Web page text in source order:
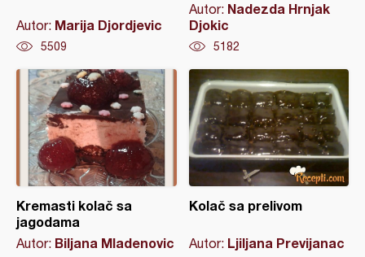
Autor: Marija Djordjevic
5509
Autor: Nadezda Hrnjak
Djokic
5182
Kremasti kolač sa
jagodama
Autor: Biljana Mladenovic
Kolač sa prelivom
Autor: Ljiljana Previjanac